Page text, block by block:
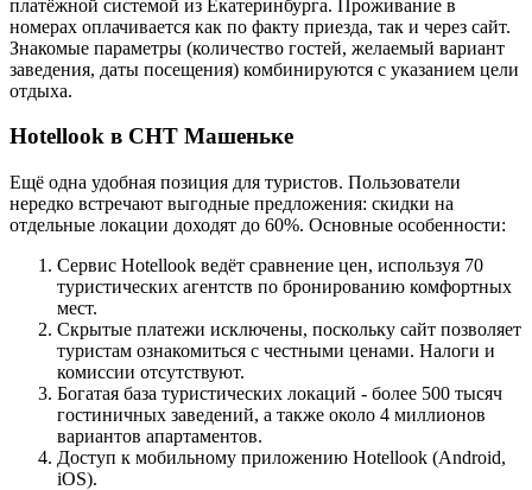
платёжной системой из Екатеринбурга. Проживание в
номерах оплачивается как по факту приезда, так и через сайт.
Знакомые параметры (количество гостей, желаемый вариант
заведения, даты посещения) комбинируются с указанием цели
отдыха.
Hotellook в СНТ Машеньке
Ещё одна удобная позиция для туристов. Пользователи
нередко встречают выгодные предложения: скидки на
отдельные локации доходят до 60%. Основные особенности:
Сервис Hotellook ведёт сравнение цен, используя 70
туристических агентств по бронированию комфортных
мест.
Скрытые платежи исключены, поскольку сайт позволяет
туристам ознакомиться с честными ценами. Налоги и
комиссии отсутствуют.
Богатая база туристических локаций - более 500 тысяч
гостиничных заведений, а также около 4 миллионов
вариантов апартаментов.
Доступ к мобильному приложению Hotellook (Android,
iOS).